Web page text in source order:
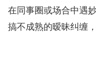
在同事圈或场合中遇
搞不成熟的暧昧纠缠